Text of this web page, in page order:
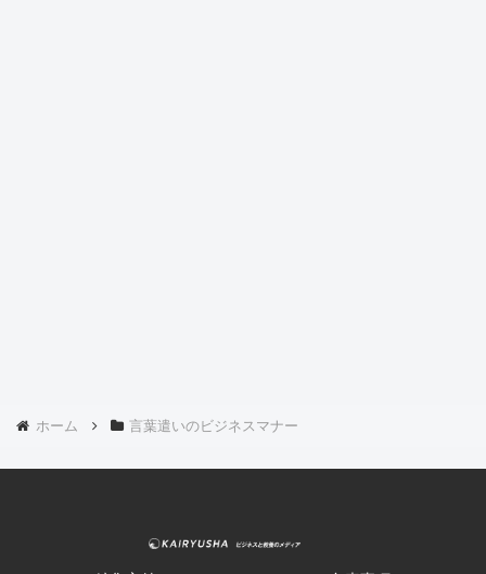
ホーム 言葉遣いのビジネスマナー